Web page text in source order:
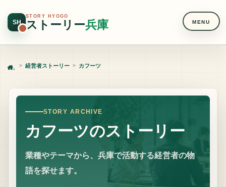
SH
STORY HYOGO
ストーリー兵庫 MENU
Home 経営者ストーリー カフーツ
STORY ARCHIVE
カフーツのストーリー
業種やテーマから、兵庫で活動する経営者の物
語を探せます。